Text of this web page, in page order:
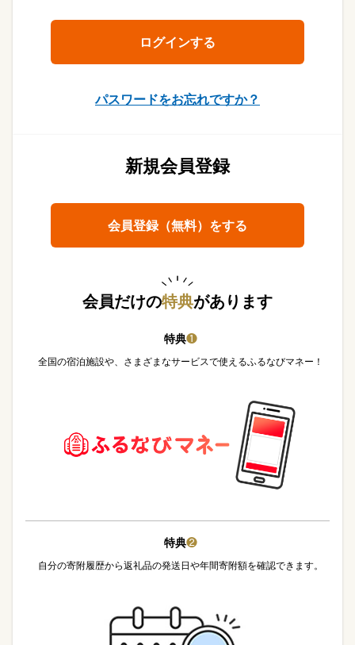
パスワードをお忘れですか？
新規会員登録
会員登録（無料）をする
会員だけの特典があります
特典❶
全国の宿泊施設や、さまざまなサービスで使えるふるなびマネー！
特典❷
自分の寄附履歴から返礼品の発送日や年間寄附額を確認できます。